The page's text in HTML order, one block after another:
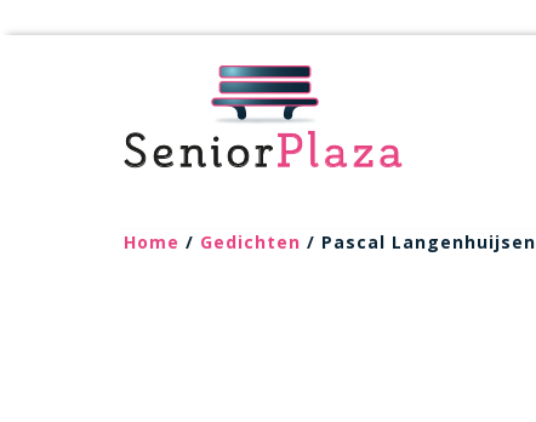
Home / Gedichten / Pascal Langenhuijsen